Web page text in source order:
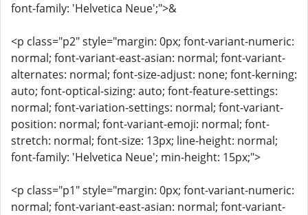
font-family: 'Helvetica Neue';">&
<p class="p2" style="margin: 0px; font-variant-numeric:
normal; font-variant-east-asian: normal; font-variant-
alternates: normal; font-size-adjust: none; font-kerning:
auto; font-optical-sizing: auto; font-feature-settings:
normal; font-variation-settings: normal; font-variant-
position: normal; font-variant-emoji: normal; font-
stretch: normal; font-size: 13px; line-height: normal;
font-family: 'Helvetica Neue'; min-height: 15px;">
<p class="p1" style="margin: 0px; font-variant-numeric:
normal; font-variant-east-asian: normal; font-variant-